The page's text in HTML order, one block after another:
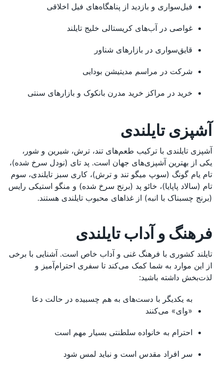
فیل‌سواری و بازدید از پناهگاه‌های فیل اخلاقی
غواصی در آب‌های کریستالی خلیج تایلند
قایق‌سواری در بازارهای شناور
شرکت در مراسم مدیتیشن بودایی
خرید در مراکز خرید مدرن بانکوک و بازارهای سنتی
آشپزی تایلندی
آشپزی تایلندی با ترکیب طعم‌های تند، ترش، شیرین و شور،
یکی از بهترین آشپزی‌های جهان است. پد تای (نودل سرخ شده)،
تام یام گونگ (سوپ میگو تند و ترش)، کاری سبز تایلندی، سوم
تام (سالاد پاپایا)، خائو پد (برنج سرخ شده) و منگو استیکی رایس
(برنج چسبناک با انبه) از غذاهای محبوب تایلندی هستند.
فرهنگ و آداب تایلندی
تایلند کشوری با فرهنگ غنی و آداب خاص است. آشنایی با برخی
از این موارد به شما کمک می‌کند تا سفری احترام‌آمیز و
لذت‌بخش داشته باشید:
به یکدیگر با دست‌های به هم چسبیده در حالت دعا
«وای» می‌کنند
احترام به خانواده سلطنتی بسیار مهم است
سر افراد مقدس است و نباید لمس شود